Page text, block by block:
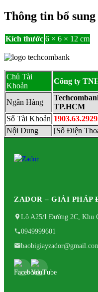
Thông tin bổ sung
Kích thước 6 × 6 × 12 cm
Chủ Tài
Khoản
Công ty
Ngân Hàng
TP.HCM
Số Tài Khoản
Nội Dung
[Số Điện
ZADOR – GIẢI PHÁP
Lô A25/I Đường 2C, Khu
0949999601